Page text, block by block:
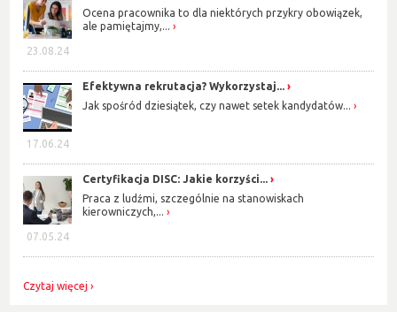
23.08.24
Ocena pracownika to dla niektórych przykry obowiązek,
ale pamiętajmy,...
17.06.24
Efektywna rekrutacja? Wykorzystaj...
Jak spośród dziesiątek, czy nawet setek kandydatów...
07.05.24
Certyfikacja DISC: Jakie korzyści...
Praca z ludźmi, szczególnie na stanowiskach
kierowniczych,...
Czytaj więcej